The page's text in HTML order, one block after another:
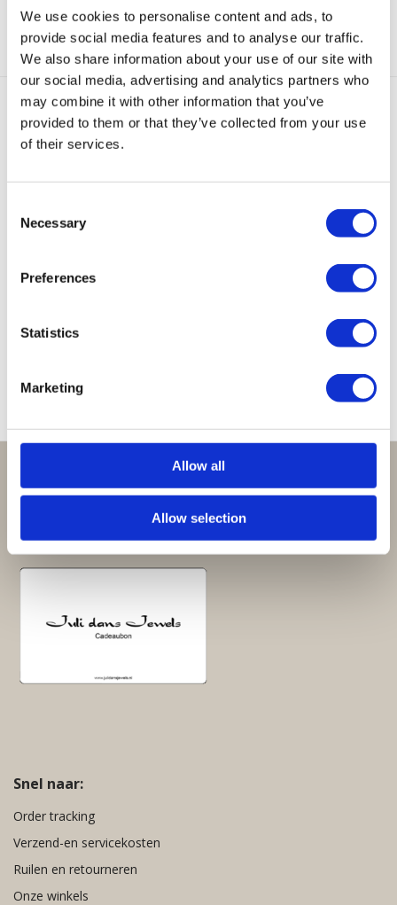
We use cookies to personalise content and ads, to
provide social media features and to analyse our traffic.
We also share information about your use of our site with
our social media, advertising and analytics partners who
may combine it with other information that you’ve
provided to them or that they’ve collected from your use
of their services.
Selection
Necessary
Preferences
Statistics
Marketing
Allow all
Allow selection
Categorieën:Huggies,Oorbellen,Zilveren Oorbellen
Gerelateerde producten
Bernice
Oorbellen
69,95
Bernice
Sold
Loulou
Ring
Goud
59,95
Giftsets en cadeaupakketten
Snel naar:
Order tracking
Verzend-en servicekosten
Ruilen en retourneren
Onze winkels